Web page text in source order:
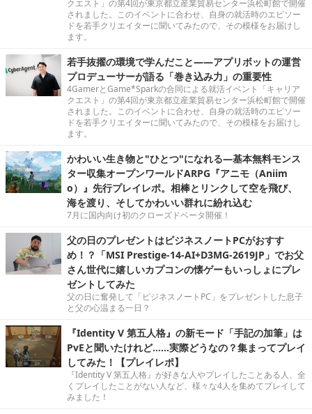
クエスト」の第4回が東京都立産業貿易センター浜松町館で開催
されました。このイベントに合わせ、自身の就活時のエピソー
ドを若手クリエイターに聞いてみたので、その模様をお届けし
ます。
若手抜擢の環境で学んだこと――アプリボットの運営
プロデューサーが語る「巻き込み力」の重要性
4GamerとGame*Sparkの合同による就活イベント「キャリア
クエスト」の第4回が東京都立産業貿易センター浜松町館で開催
されました。このイベントに合わせ、自身の就活時のエピソー
ドを若手クリエイターに聞いてみたので、その模様をお届けし
ます。
かわいい生き物と"ひとつ"になれる―基本無料モンス
ター収集オープンワールドARPG『アニモ（Aniim
o）』先行プレイレポ。相棒とリンクして空を飛び、
海を渡り、そしてかわいい群れに紛れ込む
7月に国内向け初のクローズドベータ開催！
父の日のプレゼントはビジネスノートPCがおすす
め！？「MSI Prestige-14-AI+D3MG-2619JP」でお父
さん世代に嬉しいカプコンの懐ゲーもいっしょにプレ
ゼントしてみた
父の日に奮発して「ビジネスノートPC」をプレゼントした息子
と父の心温まる一日？
『Identity V 第五人格』の新モード「手記の加筆」は
PvEと聞いたけれど……実際どうなの？集まってプレイ
してみた！【プレイレポ】
『Identity V 第五人格』が好きな人やプレイしたことある人、全
くプレイしたことがない人など、様々な4人を集めてプレイして
みました！